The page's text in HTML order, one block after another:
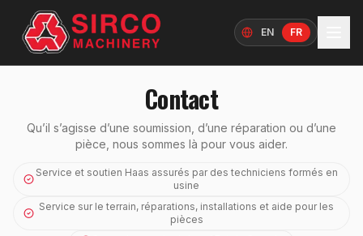
Langue
EN FR
Contact
Qu’il s’agisse d’une soumission, d’une réparation ou d’une
pièce, nous sommes là pour vous aider.
Service et soutien Haas assurés par des techniciens formés en
usine
Service sur le terrain, réparations, installations et aide pour les
pièces